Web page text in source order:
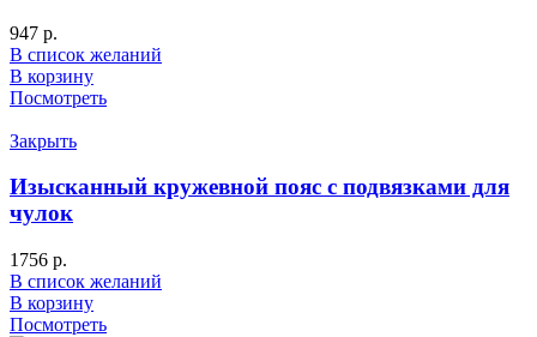
947 р.
В список желаний
В корзину
Посмотреть
Закрыть
Изысканный кружевной пояс с подвязками для
чулок
1756 р.
В список желаний
В корзину
Посмотреть